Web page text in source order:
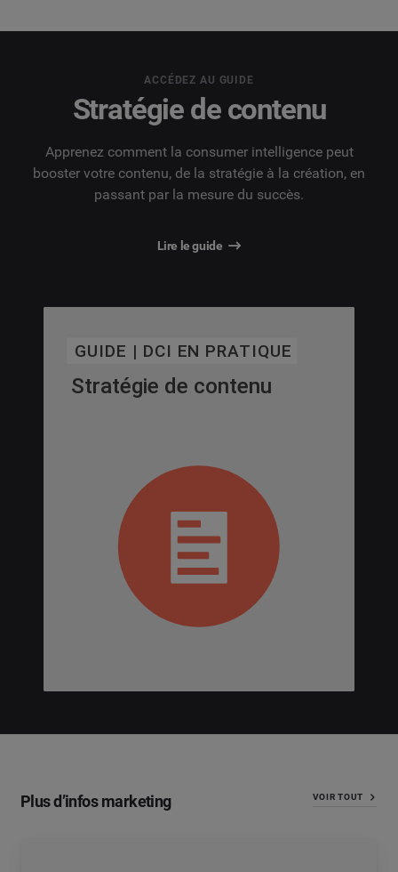
ACCÉDEZ AU GUIDE
Stratégie de contenu
Apprenez comment la consumer intelligence peut
booster votre contenu, de la stratégie à la création, en
passant par la mesure du succès.
Lire le guide
Plus d’infos marketing VOIR TOUT